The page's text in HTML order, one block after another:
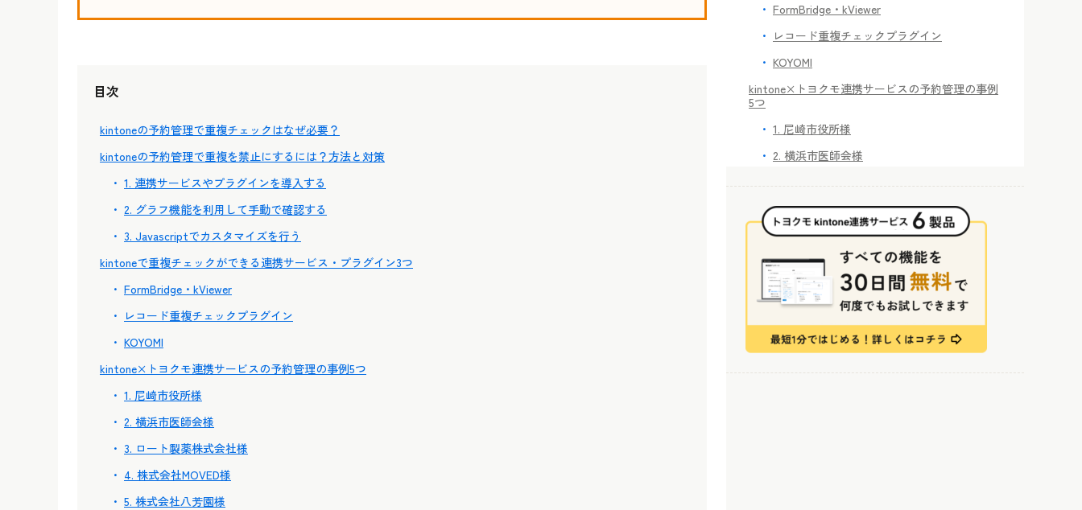
目次
kintoneの予約管理で重複チェックはなぜ必要？
kintoneの予約管理で重複を禁止にするには？方法と対策
1. 連携サービスやプラグインを導入する
2. グラフ機能を利用して手動で確認する
3. Javascriptでカスタマイズを行う
kintoneで重複チェックができる連携サービス・プラグイン3つ
FormBridge・kViewer
レコード重複チェックプラグイン
KOYOMI
kintone×トヨクモ連携サービスの予約管理の事例5つ
1. 尼崎市役所様
2. 横浜市医師会様
3. ロート製薬株式会社様
4. 株式会社MOVED様
5. 株式会社八芳園様
FormBridge・kViewer
レコード重複チェックプラグイン
KOYOMI
kintone×トヨクモ連携サービスの予約管理の事例
5つ
1. 尼崎市役所様
2. 横浜市医師会様
3. ロート製薬株式会社様
4. 株式会社MOVED様
5. 株式会社八芳園様
まとめ